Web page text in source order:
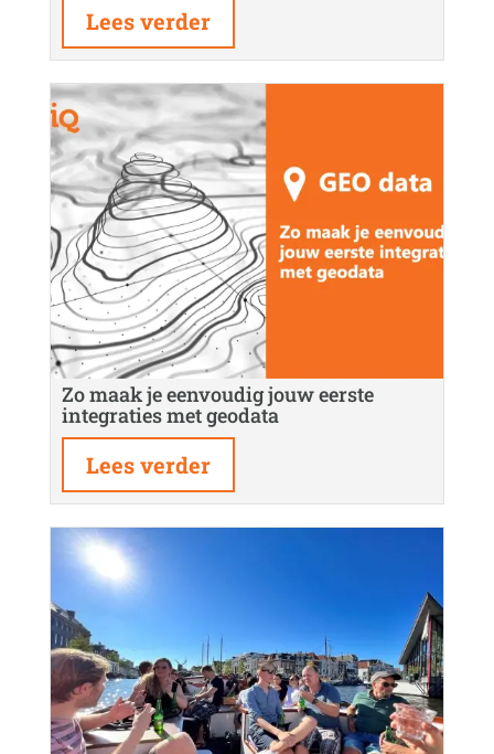
Lees verder
Zo maak je eenvoudig jouw eerste
integraties met geodata
Lees verder